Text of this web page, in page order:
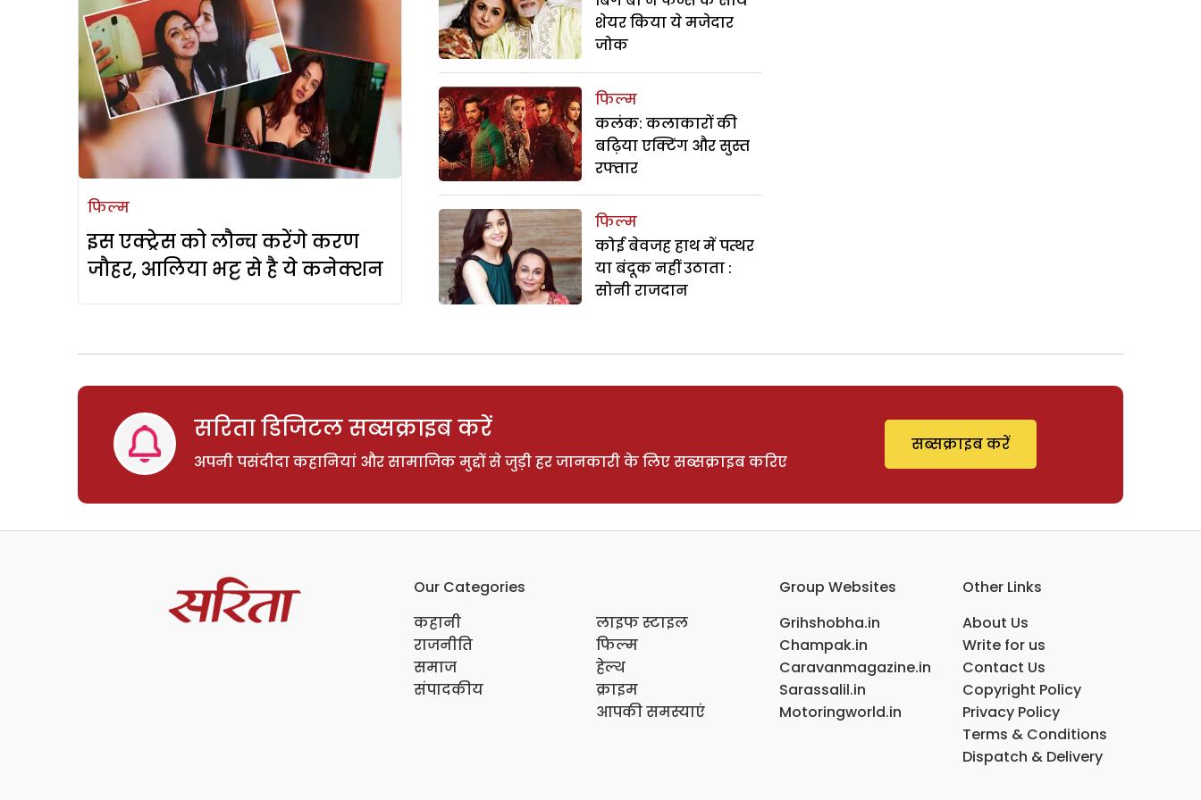
फिल्म
इस एक्ट्रेस को लौन्च करेंगे करण
जौहर, आलिया भट्ट से है ये कनेक्शन
शेयर किया ये मजेदार
जोक
फिल्म
कलंक: कलाकारों की
बढ़िया एक्टिंग और सुस्त
रफ्तार
फिल्म
कोई बेवजह हाथ में पत्थर
या बंदूक नहीं उठाता :
सोनी राजदान
सरिता डिजिटल सब्सक्राइब करें
अपनी पसंदीदा कहानियां और सामाजिक मुद्दों से जुड़ी हर जानकारी के लिए सब्सक्राइब करिए
सब्सक्राइब करें
Our Categories
कहानी
राजनीति
समाज
संपादकीय
लाइफ स्टाइल
फिल्म
हेल्थ
क्राइम
आपकी समस्याएं
Group Websites
Grihshobha.in
Champak.in
Caravanmagazine.in
Sarassalil.in
Motoringworld.in
Other Links
About Us
Write for us
Contact Us
Copyright Policy
Privacy Policy
Terms & Conditions
Dispatch & Delivery